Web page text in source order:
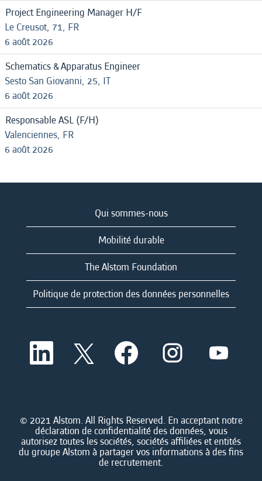
Project Engineering Manager H/F
Le Creusot, 71, FR
6 août 2026
Schematics & Apparatus Engineer
Sesto San Giovanni, 25, IT
6 août 2026
Responsable ASL (F/H)
Valenciennes, FR
6 août 2026
Qui sommes-nous
Mobilité durable
The Alstom Foundation
Politique de protection des données personnelles
S
o
d
a
n
s
u
S
’
o
d
a
n
s
S
o
d
a
n
s
u
n
d
a
n
s
u
n
d
a
n
s
u
© 2021 Alstom. All Rights Reserved. En acceptant notre
déclaration de confidentialité des données, vous
autorisez toutes les sociétés, sociétés affiliées et entités
du groupe Alstom à partager vos informations à des fins
de recrutement.